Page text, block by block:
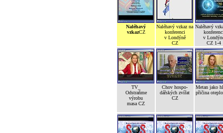
Naléhavý
vzkazCZ
Naléhavý vzkaz na
konferenci
v Londýně
CZ
Naléhavý
v
CZ 1-4
TV_
Odstraňme
výrobu
masa CZ
Chov hospo-
dářských zvířat
CZ
Metan jako
přičina